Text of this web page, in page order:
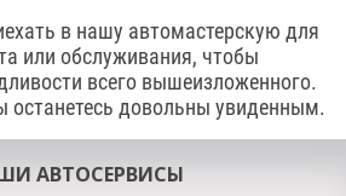
в нашу автомастерскую для
или обслуживания, чтобы
всего вышеизложенного.
довольны увиденным.
АВТОСЕРВИСЫ